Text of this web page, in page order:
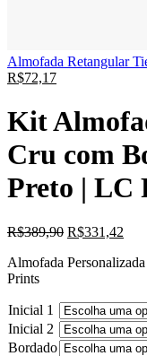
Almofada Retangular
R$72,17
Kit
Cru com
Preto | LC
R$389,90 R$331,42
Almofada
Prints
Inicial 1
Inicial 2
Bordado